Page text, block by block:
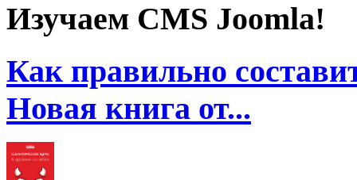
Изучаем CMS Joomla!
Как правильно
Новая книга от...